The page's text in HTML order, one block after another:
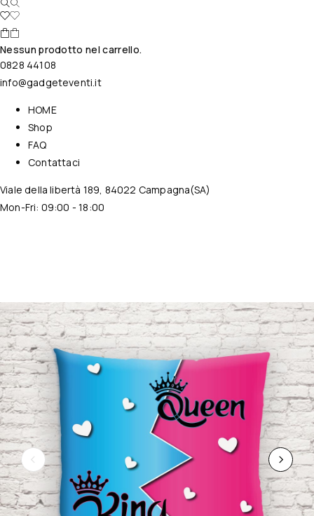
Nessun prodotto nel carrello.
0828 44108
info@gadgeteventi.it
HOME
Shop
FAQ
Contattaci
Viale della libertà 189, 84022 Campagna(SA)
Mon-Fri: 09:00 - 18:00